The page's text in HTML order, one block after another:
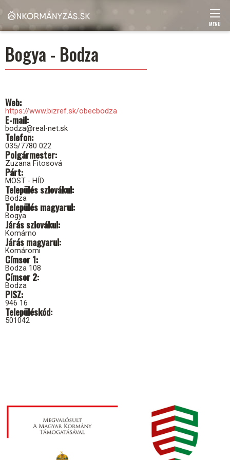
tartalomra
Main
navigation
MENÜ
Bogya - Bodza
Web
https://www.bizref.sk/obecbodza
E-mail
bodza@real-net.sk
Telefon
035/7780 022
Polgármester
Zuzana Fitosová
Párt
MOST - HÍD
Település szlovákul
Bodza
Település magyarul
Bogya
Járás szlovákul
Komárno
Járás magyarul
Komáromi
Címsor 1
Bodza 108
Címsor 2
Bodza
PISZ
946 16
Településkód
501042